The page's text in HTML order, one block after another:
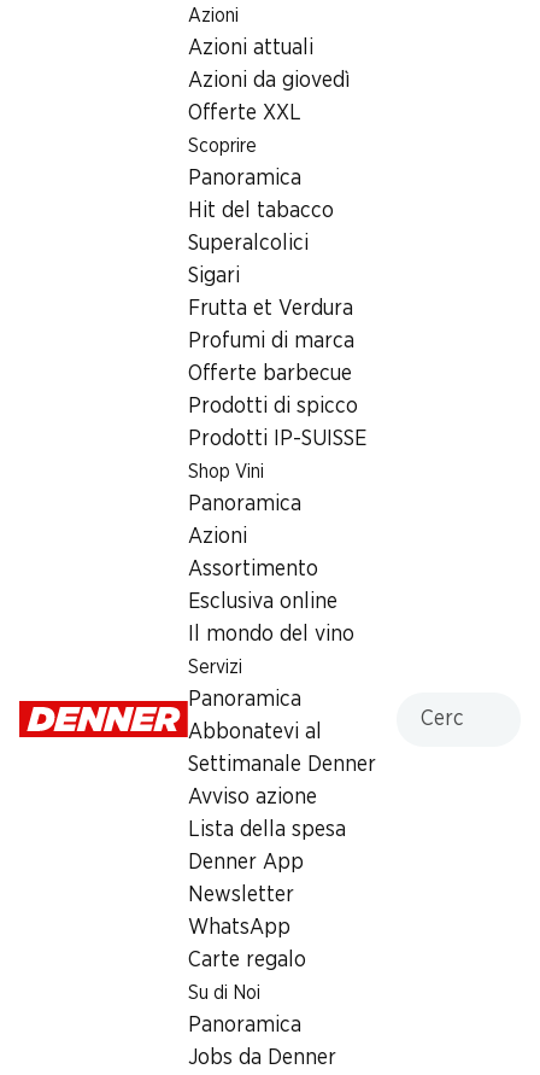
Azioni
Azioni attuali
Azioni da giovedì
Offerte XXL
Scoprire
Panoramica
Hit del tabacco
Superalcolici
Sigari
Frutta et Verdura
Profumi di marca
Offerte barbecue
Prodotti di spicco
Prodotti IP-SUISSE
Shop Vini
Panoramica
Azioni
Assortimento
Esclusiva online
Il mondo del vino
Servizi
Panoramica
Abbonatevi al
Settimanale Denner
Avviso azione
Lista della spesa
Denner App
Newsletter
WhatsApp
Carte regalo
Su di Noi
Panoramica
Jobs da Denner
Ricerca di filiale
Filiale Denner Luzernstrasse 18, 6274 Eschenbach
6274 Eschenbach
Luzernstrasse 18, 6274 Eschenbach
Orari di apertura
Venerdì 08:00 - 20:00
08:00 - 17:00
Orari di apertura speciali
Prelievo di contanti con Post-Card / M-